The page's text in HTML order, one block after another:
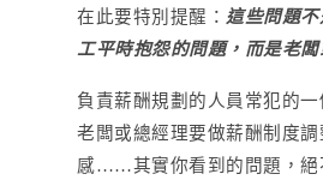
在此要特別提醒： 這些問題
工平時抱怨的問題，而是老
負責薪酬規劃的人員常犯的
老闆或總經理要做薪酬制度
感……其實你看到的問題，絕